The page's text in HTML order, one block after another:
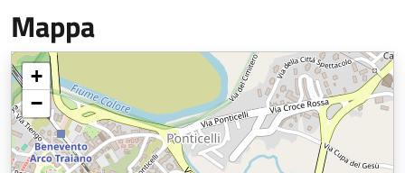
Mappa
+
−